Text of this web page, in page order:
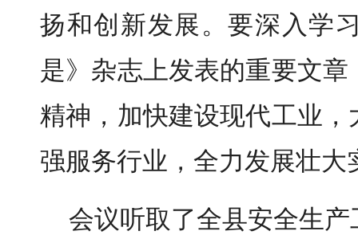
扬和创新发展。要深入学
是》杂志上发表的重要文
精神，加快建设现代工业
强服务行业，全力发展壮大
会议听取了全县安全生